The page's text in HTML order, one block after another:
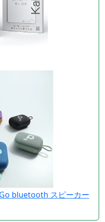
bluetooth スピーカー